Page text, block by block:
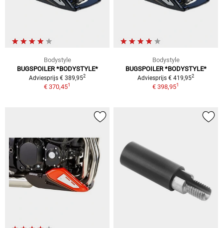
Bodystyle
BUGSPOILER *BODYSTYLE*
Adviesprijs € 389,952
€ 370,451
Bodystyle
BUGSPOILER *BODYSTYLE*
Adviesprijs € 419,952
€ 398,951